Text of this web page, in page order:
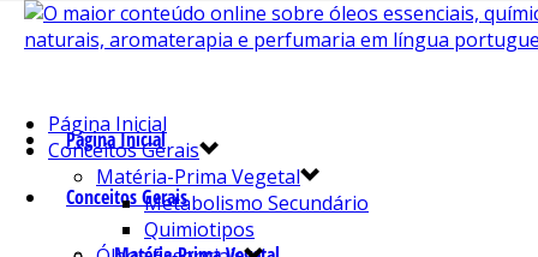
Página Inicial
Conceitos Gerais
Página Inicial
Conceitos Gerais
Matéria-Prima Vegetal
Metabolismo Secundário
Quimiotipos